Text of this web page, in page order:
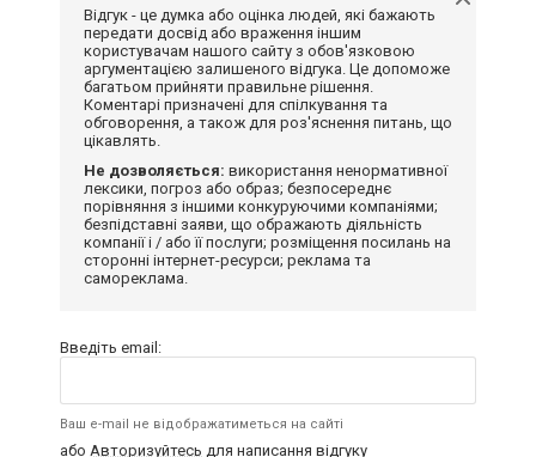
Відгук - це думка або оцінка людей, які бажають
передати досвід або враження іншим
користувачам нашого сайту з обов'язковою
аргументацією залишеного відгука. Це допоможе
багатьом прийняти правильне рішення.
Коментарі призначені для спілкування та
обговорення, а також для роз'яснення питань, що
цікавлять.
Не дозволяється: використання ненормативної
лексики, погроз або образ; безпосереднє
порівняння з іншими конкуруючими компаніями;
безпідставні заяви, що ображають діяльність
компанії і / або її послуги; розміщення посилань на
сторонні інтернет-ресурси; реклама та
самореклама.
Введіть email:
Ваш e-mail не відображатиметься на сайті
або Авторизуйтесь для написання відгуку